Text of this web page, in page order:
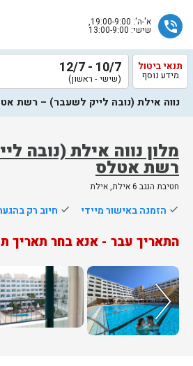
phone_in_talk א'-ה': 19:00-9:00,
שישי: 13:00-9:00
מלון נווה אילת (נובה
רשת אטלס
חטיבת הנגב 6 אילת, אילת
תנאי ביטול
מידע נוסף 10/7 - 12/7
(שישי - ראשון)
נווה אילת (נובה לייק לשעבר) – רשת
done הזמנה באישור מיידי done חיוב רק
התאריך עבר - אנא בחר תאריך
שלח
נציג
יחזור
אליך
בשעות